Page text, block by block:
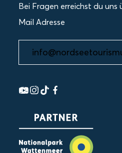
Bei Fragen erreichst du
Mail Adresse